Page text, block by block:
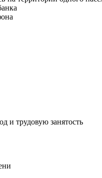
и трудовую занятость